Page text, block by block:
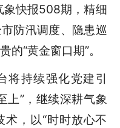
象快报508期 ，精细
防汛调度、隐患巡
的“黄金窗口期”。
将持续强化党建引
上”，继续深耕气象
，以“时时放心不